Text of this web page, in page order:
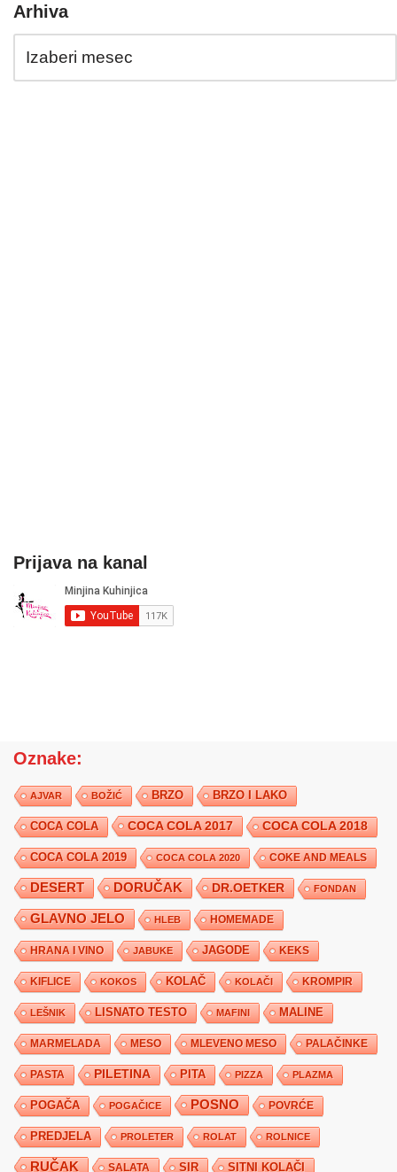
Arhiva
Prijava na kanal
Oznake:
AJVAR BOŽIĆ BRZO BRZO I LAKO
COCA COLA COCA COLA 2017 COCA COLA 2018
COCA COLA 2019 COCA COLA 2020 COKE AND MEALS
DESERT DORUČAK DR.OETKER FONDAN
GLAVNO JELO HLEB HOMEMADE
HRANA I VINO JABUKE JAGODE KEKS
KIFLICE KOKOS KOLAČ KOLAČI KROMPIR
LEŠNIK LISNATO TESTO MAFINI MALINE
MARMELADA MESO MLEVENO MESO PALAČINKE
PASTA PILETINA PITA PIZZA PLAZMA
POGAČA POGAČICE POSNO POVRĆE
PREDJELA PROLETER ROLAT ROLNICE
RUČAK SALATA SIR SITNI KOLAČI